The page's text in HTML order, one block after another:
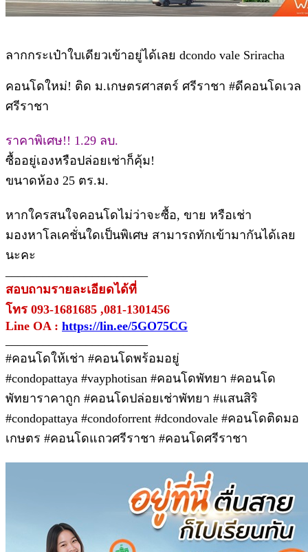
ลากกระเป๋าใบเดียวเข้าอยู่ได้เลย dcondo vale Sriracha
คอนโดใหม่! ติด ม.เกษตรศาสตร์ ศรีราชา #ดีคอนโดเวล
ศรีราชา
ราคาพิเศษ!! 1.29 ลบ.
ซื้ออยู่เองหรือปล่อยเช่าก็คุ้ม!
ขนาดห้อง 25 ตร.ม.
หากใครสนใจคอนโดไม่ว่าจะซื้อ, ขาย หรือเช่า
มองหาโลเคชั่นใดเป็นพิเศษ สามารถทักเข้ามากันได้เลย
นะคะ
สอบถามรายละเอียดได้ที่
โทร 093-1681685 ,081-1301456
Line OA : https://lin.ee/5GO75CG
#คอนโดให้เช่า #คอนโดพร้อมอยู่
#condopattaya #vayphotisan #คอนโดพัทยา #คอนโด
พัทยาราคาถูก #คอนโดปล่อยเช่าพัทยา #แสนสิริ
#condopattaya #condoforrent #dcondovale #คอนโดติดมอ
เกษตร #คอนโดแถวศรีราชา #คอนโดศรีราชา